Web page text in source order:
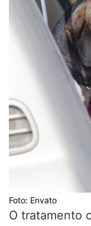
Foto: Envato
O tratamento